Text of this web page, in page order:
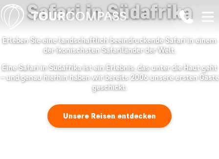
Safari in Südafrika
Erleben Sie eine landschaftlich beeindruckende Safari in einem
der ikonischsten Safariländer der Welt.
Eine Safari in Südafrika ist ein Erlebnis, das unter die Haut geht
– und genau hierhin haben wir bereits 2006 unsere ersten Gäste
geschickt.
Unsere Reisen entdecken